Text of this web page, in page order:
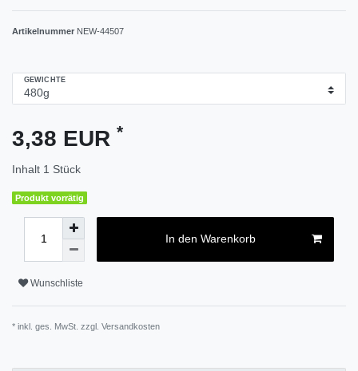
Artikelnummer NEW-44507
GEWICHTE
3,38 EUR *
Inhalt 1 Stück
Produkt vorrätig
In den Warenkorb
Wunschliste
* inkl. ges. MwSt. zzgl. Versandkosten